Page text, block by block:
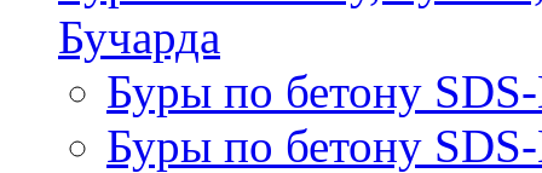
Бучарда
Буры по бетону
Буры по бетону